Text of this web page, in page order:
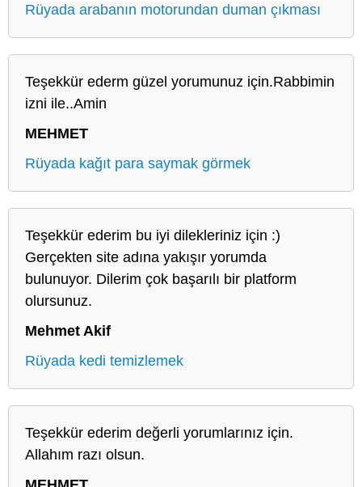
Rüyada arabanın motorundan duman çıkması
Teşekkür ederm güzel yorumunuz için.Rabbimin
izni ile..Amin
MEHMET
Rüyada kağıt para saymak görmek
Teşekkür ederim bu iyi dilekleriniz için :)
Gerçekten site adına yakışır yorumda
bulunuyor. Dilerim çok başarılı bir platform
olursunuz.
Mehmet Akif
Rüyada kedi temizlemek
Teşekkür ederim değerli yorumlarınız için.
Allahım razı olsun.